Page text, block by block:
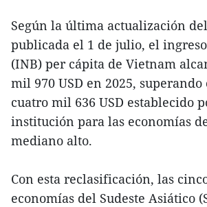
Según la última actualización
publicada el 1 de julio, el
(INB) per cápita de Vietnam
mil 970 USD en 2025,
cuatro mil 636 USD establecido
institución para las economías
mediano alto.
Con esta reclasificación, las
economías del Sudeste Asiático